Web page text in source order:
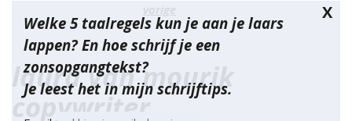
X
Welke 5 taalregels kun je aan je laars
lappen? En hoe schrijf je een
zonsopgangtekst?
Je leest het in mijn schrijftips.
Bericht
navigatie
vorige
laura van mourik
copywriter